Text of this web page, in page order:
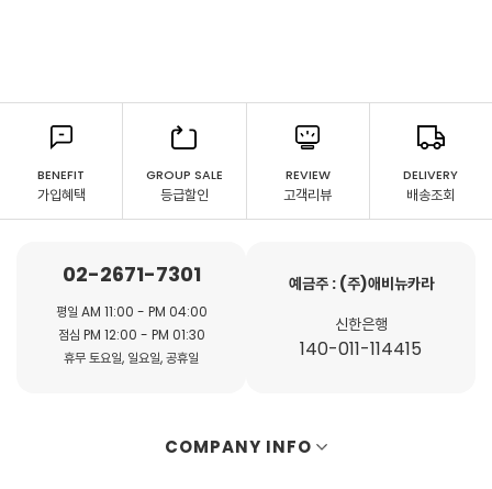
BENEFIT
가입혜택
GROUP SALE
등급할인
REVIEW
고객리뷰
DELIVERY
배송조회
02-2671-7301
평일 AM 11:00 - PM 04:00
점심 PM 12:00 - PM 01:30
휴무 토요일, 일요일, 공휴일
예금주 : (주)애비뉴카라
신한은행
140-011-114415
COMPANY INFO